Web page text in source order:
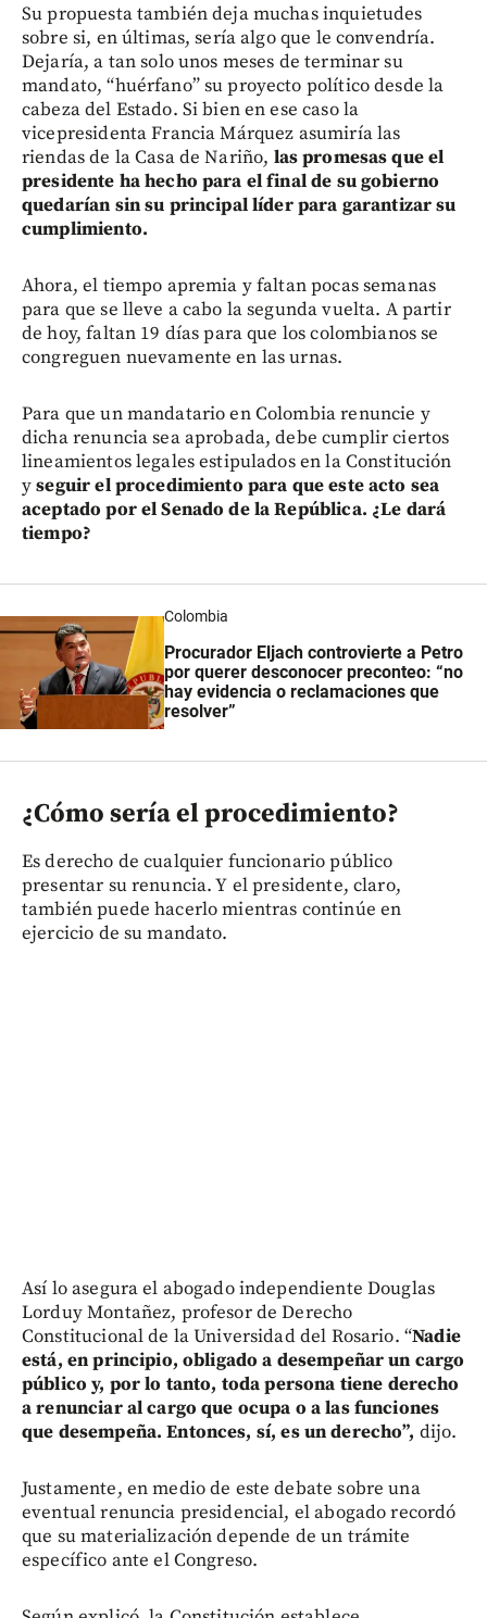
Su propuesta también deja muchas inquietudes
sobre si, en últimas, sería algo que le convendría.
Dejaría, a tan solo unos meses de terminar su
mandato, “huérfano” su proyecto político desde la
cabeza del Estado. Si bien en ese caso la
vicepresidenta Francia Márquez asumiría las
riendas de la Casa de Nariño, las promesas que el
presidente ha hecho para el final de su gobierno
quedarían sin su principal líder para garantizar su
cumplimiento.
Ahora, el tiempo apremia y faltan pocas semanas
para que se lleve a cabo la segunda vuelta. A partir
de hoy, faltan 19 días para que los colombianos se
congreguen nuevamente en las urnas.
Para que un mandatario en Colombia renuncie y
dicha renuncia sea aprobada, debe cumplir ciertos
lineamientos legales estipulados en la Constitución
yseguir el procedimiento para que este acto sea
aceptado por el Senado de la República. ¿Le dará
tiempo?
Colombia
Procurador Eljach controvierte a Petro
por querer desconocer preconteo: “no
hay evidencia o reclamaciones que
resolver”
¿Cómo sería el procedimiento?
Es derecho de cualquier funcionario público
presentar su renuncia. Y el presidente, claro,
también puede hacerlo mientras continúe en
ejercicio de su mandato.
Así lo asegura el abogado independiente Douglas
Lorduy Montañez, profesor de Derecho
Constitucional de la Universidad del Rosario. “Nadie
está, en principio, obligado a desempeñar un cargo
público y, por lo tanto, toda persona tiene derecho
a renunciar al cargo que ocupa o a las funciones
que desempeña. Entonces, sí, es un derecho”, dijo.
Justamente, en medio de este debate sobre una
eventual renuncia presidencial, el abogado recordó
que su materialización depende de un trámite
específico ante el Congreso.